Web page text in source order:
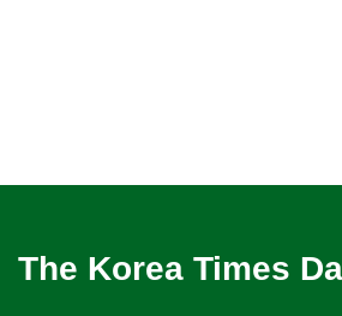
The Korea Times